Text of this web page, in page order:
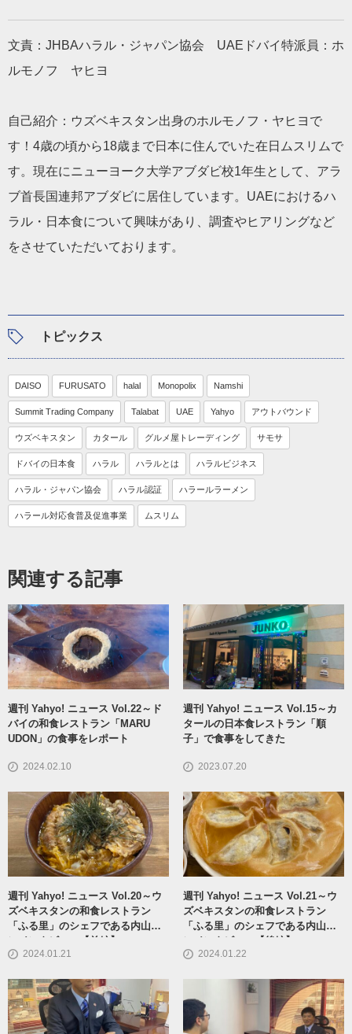
文責：JHBAハラル・ジャパン協会 UAEドバイ特派員：ホ
ルモノフ ヤヒヨ
自己紹介：ウズベキスタン出身のホルモノフ・ヤヒヨで
す！4歳の頃から18歳まで日本に住んでいた在日ムスリムで
す。現在にニューヨーク大学アブダビ校1年生として、アラ
ブ首長国連邦アブダビに居住しています。UAEにおけるハ
ラル・日本食について興味があり、調査やヒアリングなど
をさせていただいております。
トピックス
DAISO FURUSATO halal Monopolix Namshi
Summit Trading Company Talabat UAE Yahyo アウトバウンド
ウズベキスタン カタール グルメ屋トレーディング サモサ
ドバイの日本食 ハラル ハラルとは ハラルビジネス
ハラル・ジャパン協会 ハラル認証 ハラールラーメン
ハラール対応食普及促進事業 ムスリム
関連する記事
週刊 Yahyo! ニュース Vol.22～ド
バイの和食レストラン「MARU
UDON」の食事をレポート
2024.02.10
週刊 Yahyo! ニュース Vol.15～カ
タールの日本食レストラン「順
子」で食事をしてきた
2023.07.20
週刊 Yahyo! ニュース Vol.20～ウ
ズベキスタンの和食レストラン
「ふる里」のシェフである内山様
にインタビュー【前編】
2024.01.21
週刊 Yahyo! ニュース Vol.21～ウ
ズベキスタンの和食レストラン
「ふる里」のシェフである内山様
にインタビュー【後編】
2024.01.22